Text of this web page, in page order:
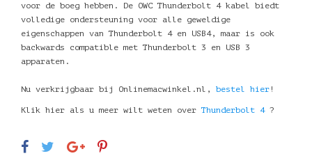
voor de boeg hebben. De OWC Thunderbolt 4 kabel biedt
volledige ondersteuning voor alle geweldige
eigenschappen van Thunderbolt 4 en USB4, maar is ook
backwards compatible met Thunderbolt 3 en USB 3
apparaten.
Nu verkrijgbaar bij Onlinemacwinkel.nl, bestel hier !
Klik hier als u meer wilt weten over Thunderbolt 4 ?